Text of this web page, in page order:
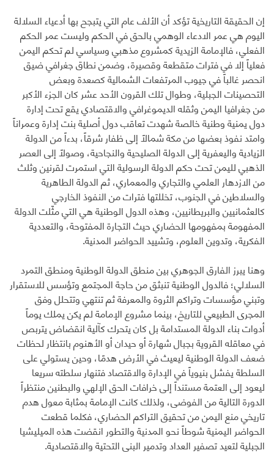
إن الحقيقة التاريخية تؤكد أن الألف عام التي يتبجح بها أدعياء السلالة
اليوم هي عمر الادعاء الوهمي بالحق في الحكم وليست عمر الحكم
الفعلي، فالإمامة الزيدية كمشروع مذهبي وسياسي لم تحكم اليمن
فعلياً إلا في فترات متقطعة وقصيرة، وضمن نطاق جغرافي ضيق
انحصر غالباً في جيوب المرتفعات الشمالية كصعدة وبعض
التحصينات الجبلية، وطوال تلك القرون الأحد عشر كان الجزء الأكبر
من جغرافيا اليمن وثقله الديموغرافي والاقتصادي يقع تحت إدارة
دول يمنية وطنية خالصة شهدت تعاقب دول أصلية بنت إدارة وعمراناً
وامتد نفوذ بعضها من مكة شمالاً إلى ظفار شرقاً، بدءاً من الدولة
الزيادية واليعفرية إلى الدولة الصليحية والنجاحية، وصولاً إلى العصر
الذهبي لليمن تحت حكم الدولة الرسولية التي استمرت لقرنين وثلث
من الازدهار العلمي والتجاري والمعماري، ثم الدولة الطاهرية
والسلاطين في الجنوب، تخللتها فترات من النفوذ الخارجي
كالعثمانيين والبريطانيين، وهذه الدول الوطنية هي التي مثّلت الدولة
المفهومة بمفهومها الحضاري حيث التجارة المفتوحة، والتعددية
الفكرية، وتدوين العلوم، وتشييد الحواضر المدنية.
وهنا يبرز الفارق الجوهري بين منطق الدولة الوطنية ومنطق التمرد
السلالي؛ فالدول الوطنية تنبثق من حاجة المجتمع وتؤسس للاستقرار
وتبني مؤسسات وتراكم الثروة والمعرفة ثم تنتهي وتتحلل وفق
المجرى الطبيعي للتاريخ، بينما مشروع الإمامة لم يكن يملك يوماً
أدوات بناء الدولة المستدامة بل كان يتحرك كآلية انقضاض يتربص
في معاقله القروية بجبال شهارة أو حيدان أو الأهنوم بانتظار لحظات
ضعف الدولة الوطنية ليعيث في الأرض هدمًا، وحين يستولي على
السلطة يفشل بنيوياً في الإدارة والاقتصاد فتنهار سلطته سريعا
ليعود إلى العتمة مستنداً إلى خرافات الحق الإلهي والبطنين منتظراً
الدورة التالية من الفوضى، ولذلك كانت الإمامة بمثابة معول هدم
تاريخي منع اليمن من تحقيق التراكم الحضاري، فكلما قطعت
الحواضر اليمنية شوطاً نحو المدنية والتطور انقضت هذه الميليشيا
الجبلية لتعيد تصفير العداد وتدمير البنى التحتية والاقتصادية.